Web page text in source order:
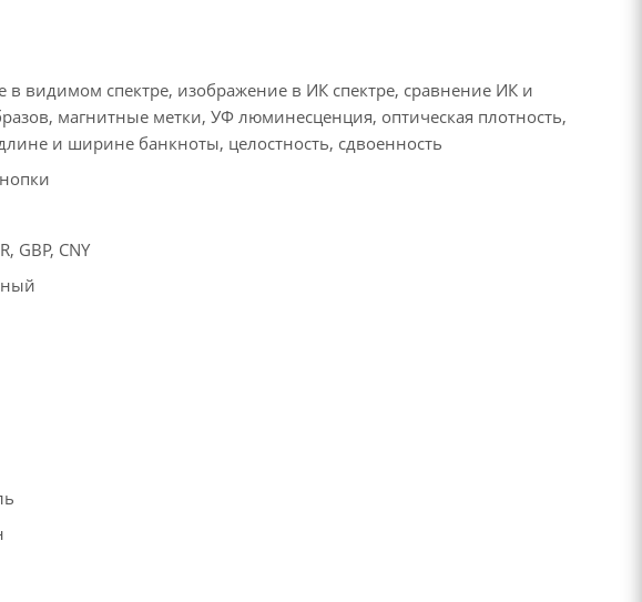
в видимом спектре, изображение в ИК спектре, сравнение ИК и
магнитные метки, УФ люминесценция, оптическая плотность,
и ширине банкноты, целостность, сдвоенность
GBP, CNY